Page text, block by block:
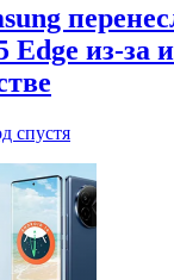
Edge из-за
спустя